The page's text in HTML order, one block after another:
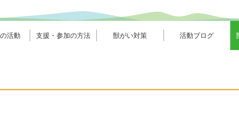
活動 支援・参加の方法 獣がい対策 活動ブログ